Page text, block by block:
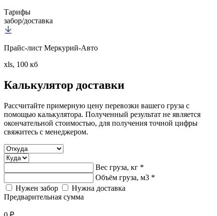
Тарифы
забор/доставка
Прайс-лист Меркурий-Авто
xls, 100 кб
Калькулятор доставки
Рассчитайте примерную цену перевозки вашего груза с
помощью калькулятора. Полученный результат не является
окончательной стоимостью, для получения точной цифры
свяжитесь с менеджером.
Вес груза, кг *
Объём груза, м3 *
Нужен забор
Нужна доставка
Предварительная сумма